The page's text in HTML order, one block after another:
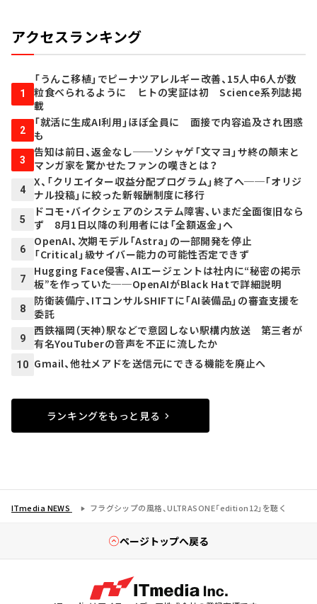
アクセスランキング
1
「うんこ移植」でピーナツアレルギー改善、15人中6人が数
粒食べられるように ヒトの実証は初 Science系列誌掲
載
2
「就活に生成AI利用」ほぼ全員に 面接で内容追及され困惑
も
3
告知は前日、返金なし──ソシャゲ「文マヨ」サ終の顛末と
マンガ家を驚かせたファンの嘆きとは？
4
X、「クリエイター収益分配プログラム」終了へ──「オリジ
ナル投稿」に絞った新報酬制度に移行
5
ドコモ・バイクシェアのシステム障害、いまだ全面復旧なら
ず 8月1日以降の利用者には「全額返金」へ
6
OpenAI、次期モデル「Astra」の一部開発を停止
「Critical」級サイバー能力の可能性否定できず
7
Hugging Face侵害、AIエージェントは社内に“秘密の掲示
板”を作っていた──OpenAIがBlack Hatで詳細説明
8
防衛装備庁、ITコンサルSHIFTに「AI装備品」の審査支援を
委託
9
西鉄福岡（天神）駅などで意図しない駅構内放送 第三者が
有名YouTuberの音声を不正に流したか
10 Gmail、他社メアドを送信元にできる機能を廃止へ
ランキングをもっと見る
ITmedia NEWS フラグシップの風格、ULTRASONE「edition12」を聴く
ページトップへ戻る